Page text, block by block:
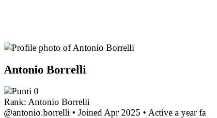
Antonio Borrelli
0
Rank: Antonio Borrelli
@antonio.borrelli • Joined Apr 2025 • Active a year fa